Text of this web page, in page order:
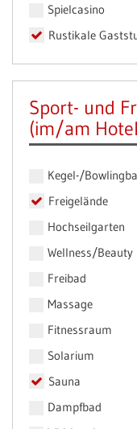
Spielcasino
Rustikale
Sport- und
(im/am
Kegel-/
Freigelände
Hochseilgarten
Wellness/Beauty
Freibad
Massage
Fitnessraum
Solarium
Sauna
Dampfbad